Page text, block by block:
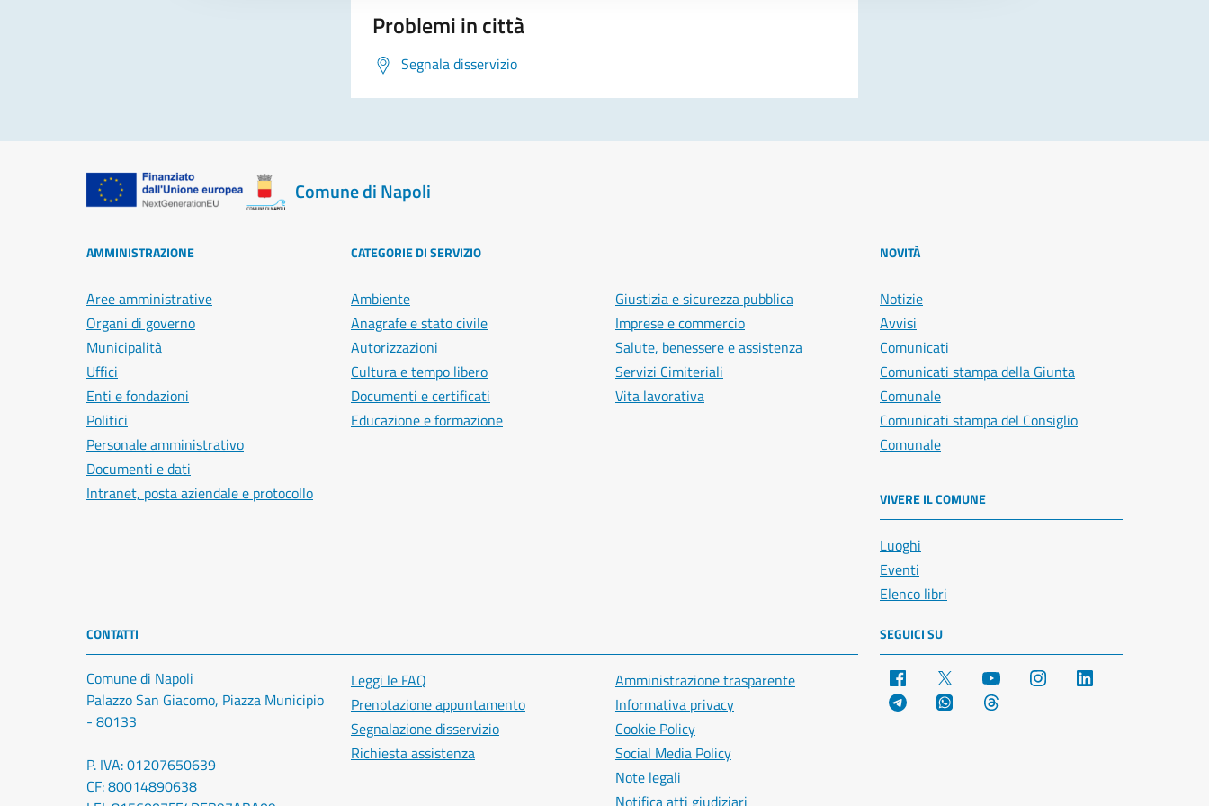
Problemi in città
Segnala disservizio
Comune di Napoli
AMMINISTRAZIONE
Aree amministrative
Organi di governo
Municipalità
Uffici
Enti e fondazioni
Politici
Personale amministrativo
Documenti e dati
Intranet, posta aziendale e protocollo
CATEGORIE DI SERVIZIO
Ambiente
Anagrafe e stato civile
Autorizzazioni
Cultura e tempo libero
Documenti e certificati
Educazione e formazione
Giustizia e sicurezza pubblica
Imprese e commercio
Salute, benessere e assistenza
Servizi Cimiteriali
Vita lavorativa
NOVITÀ
Notizie
Avvisi
Comunicati
Comunicati stampa della Giunta
Comunale
Comunicati stampa del Consiglio
Comunale
VIVERE IL COMUNE
Luoghi
Eventi
Elenco libri
CONTATTI
Comune di Napoli
Palazzo San Giacomo, Piazza Municipio
- 80133
P. IVA: 01207650639
CF: 80014890638
Leggi le FAQ
Prenotazione appuntamento
Segnalazione disservizio
Richiesta assistenza
Amministrazione trasparente
Informativa privacy
Cookie Policy
Social Media Policy
Note legali
SEGUICI SU
Facebook YouTube Instagram
Telegram WhatsApp